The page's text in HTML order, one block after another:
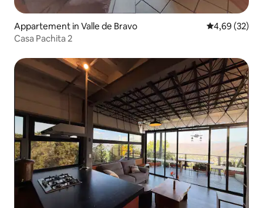
Appartement in Valle de Bravo Gemiddelde
4,69 (32)
Casa Pachita 2